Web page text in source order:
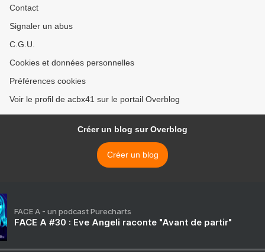
Contact
Signaler un abus
C.G.U.
Cookies et données personnelles
Préférences cookies
Voir le profil de acbx41 sur le portail Overblog
Créer un blog sur Overblog
Créer un blog
FACE A - un podcast Purecharts
FACE A #30 : Eve Angeli raconte "Avant de partir"